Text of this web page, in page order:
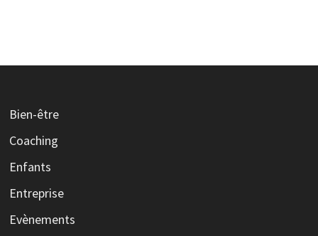
Bien-être
Coaching
Enfants
Entreprise
Evènements